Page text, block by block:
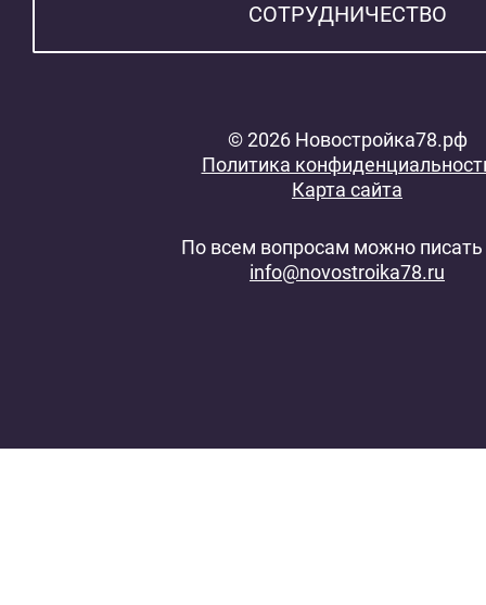
СОТРУДНИЧЕСТВО
© 2026 Новостройка78.рф
Политика
Карта сайта
По всем вопросам можно писать
info@novostroika78.ru